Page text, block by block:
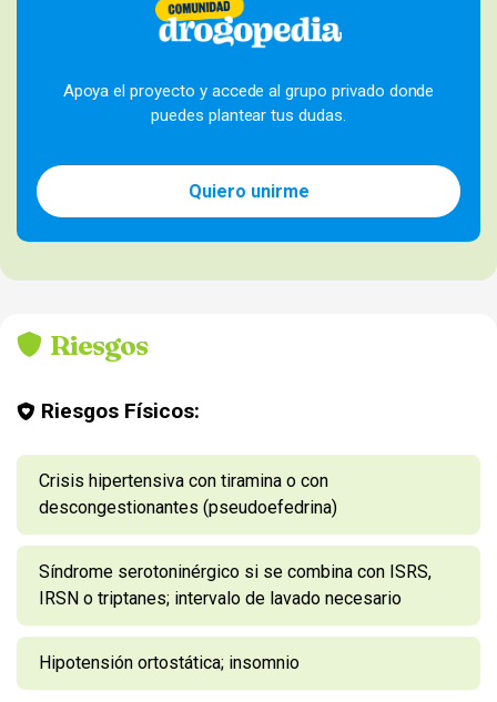
Apoya el proyecto y accede al grupo privado donde
puedes plantear tus dudas.
Quiero unirme
Riesgos
Riesgos Físicos:
Crisis hipertensiva con tiramina o con
descongestionantes (pseudoefedrina)
Síndrome serotoninérgico si se combina con ISRS,
IRSN o triptanes; intervalo de lavado necesario
Hipotensión ortostática; insomnio